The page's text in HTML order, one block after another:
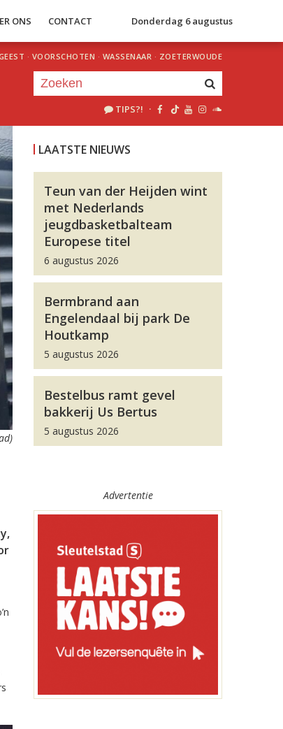
ONS CONTACT Donderdag 6 augustus
· VOORSCHOTEN · WASSENAAR · ZOETERWOUDE
TIPS?! ·
LAATSTE NIEUWS
Teun van der Heijden wint
met Nederlands
jeugdbasketbalteam
Europese titel
6 augustus 2026
Bermbrand aan
Engelendaal bij park De
Houtkamp
5 augustus 2026
Bestelbus ramt gevel
bakkerij Us Bertus
5 augustus 2026
Advertentie